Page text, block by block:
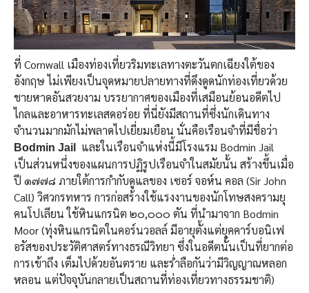
ที่ Cornwall เมืองท่องเที่ยวริมทะเลทางตะวันตกเฉียงใต้ของ
อังกฤษ ไม่เพียงเป็นจุดหมายปลายทางที่ดึงดูดนักท่องเที่ยวด้วย
ชายหาดอันสวยงาม บรรยากาศของเมืองที่เสมือนย้อนอดีตไป
ไกลและอาหารทะเลสดอร่อย ที่นี่ยังมีสถานที่ซึ่งนักเดินทาง
จำนวนมากมักไม่พลาดไปเยี่ยมเยือน นั่นคือเรือนจำที่มีชื่อว่า
Bodmin Jail
และในเรือนจำแห่งนี้มีโรงแรม Bodmin Jail
เป็นส่วนหนึ่งของแผนการปฏิรูปเรือนจำในสมัยนั้น สร้างขึ้นเมื่อ
ปี ๑๗๗๘ ภายใต้การกำกับดูแลของ เซอร์ จอห์น คอล (Sir John
Call) วิศวกรทหาร การก่อสร้างใช้แรงงานของนักโทษสงครามยุ
คนโปเลียน ใช้หินแกรนิต ๒๐,๐๐๐ ตัน ที่นำมาจาก Bodmin
Moor (ทุ่งหินแกรนิตในคอร์นวอลล์ มีอายุตั้งแต่ยุคคาร์บอนิเฟ
อรัสของประวัติศาสตร์ทางธรณีวิทยา ซึ่งในอดีตนั้นเป็นที่ยากต่อ
การเข้าถึง เต็มไปด้วยอันตราย และร่ำลือกันว่ามีวิญญาณหลอก
หลอน แต่ปัจจุบันกลายเป็นสถานที่ท่องเที่ยวทางธรรมชาติ)